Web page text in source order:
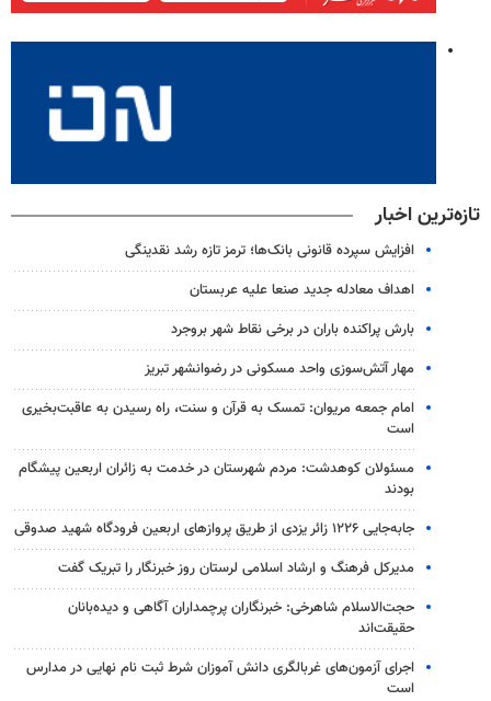
تازه‌ترین اخبار
افزایش سپرده قانونی بانک‌ها؛ ترمز تازه رشد نقدینگی
اهداف معادله جدید صنعا علیه عربستان
بارش پراکنده باران در برخی نقاط شهر بروجرد
مهار آتش‌سوزی واحد مسکونی در رضوانشهر تبریز
امام جمعه مریوان: تمسک به قرآن و سنت، راه رسیدن به عاقبت‌بخیری
است
مسئولان کوهدشت: مردم شهرستان در خدمت به زائران اربعین پیشگام
بودند
جابه‌جایی ۱۲۲۶ زائر یزدی از طریق پروازهای اربعین فرودگاه شهید صدوقی
مدیرکل فرهنگ و ارشاد اسلامی لرستان روز خبرنگار را تبریک گفت
حجت‌الاسلام شاهرخی: خبرنگاران پرچمداران آگاهی و دیده‌بانان
حقیقت‌اند
اجرای آزمون‌های غربالگری دانش آموزان شرط ثبت نام نهایی در مدارس
است